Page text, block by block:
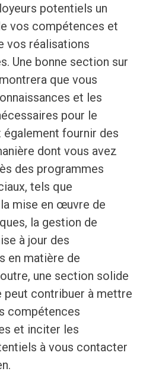
potentiels un
vos compétences et
vos réalisations
Une bonne section sur
que vous
et les
pour le
également fournir des
dont vous avez
des programmes
tels que
mise en œuvre de
la gestion de
à jour des
en matière de
une section solide
peut contribuer à mettre
compétences
et inciter les
à vous contacter